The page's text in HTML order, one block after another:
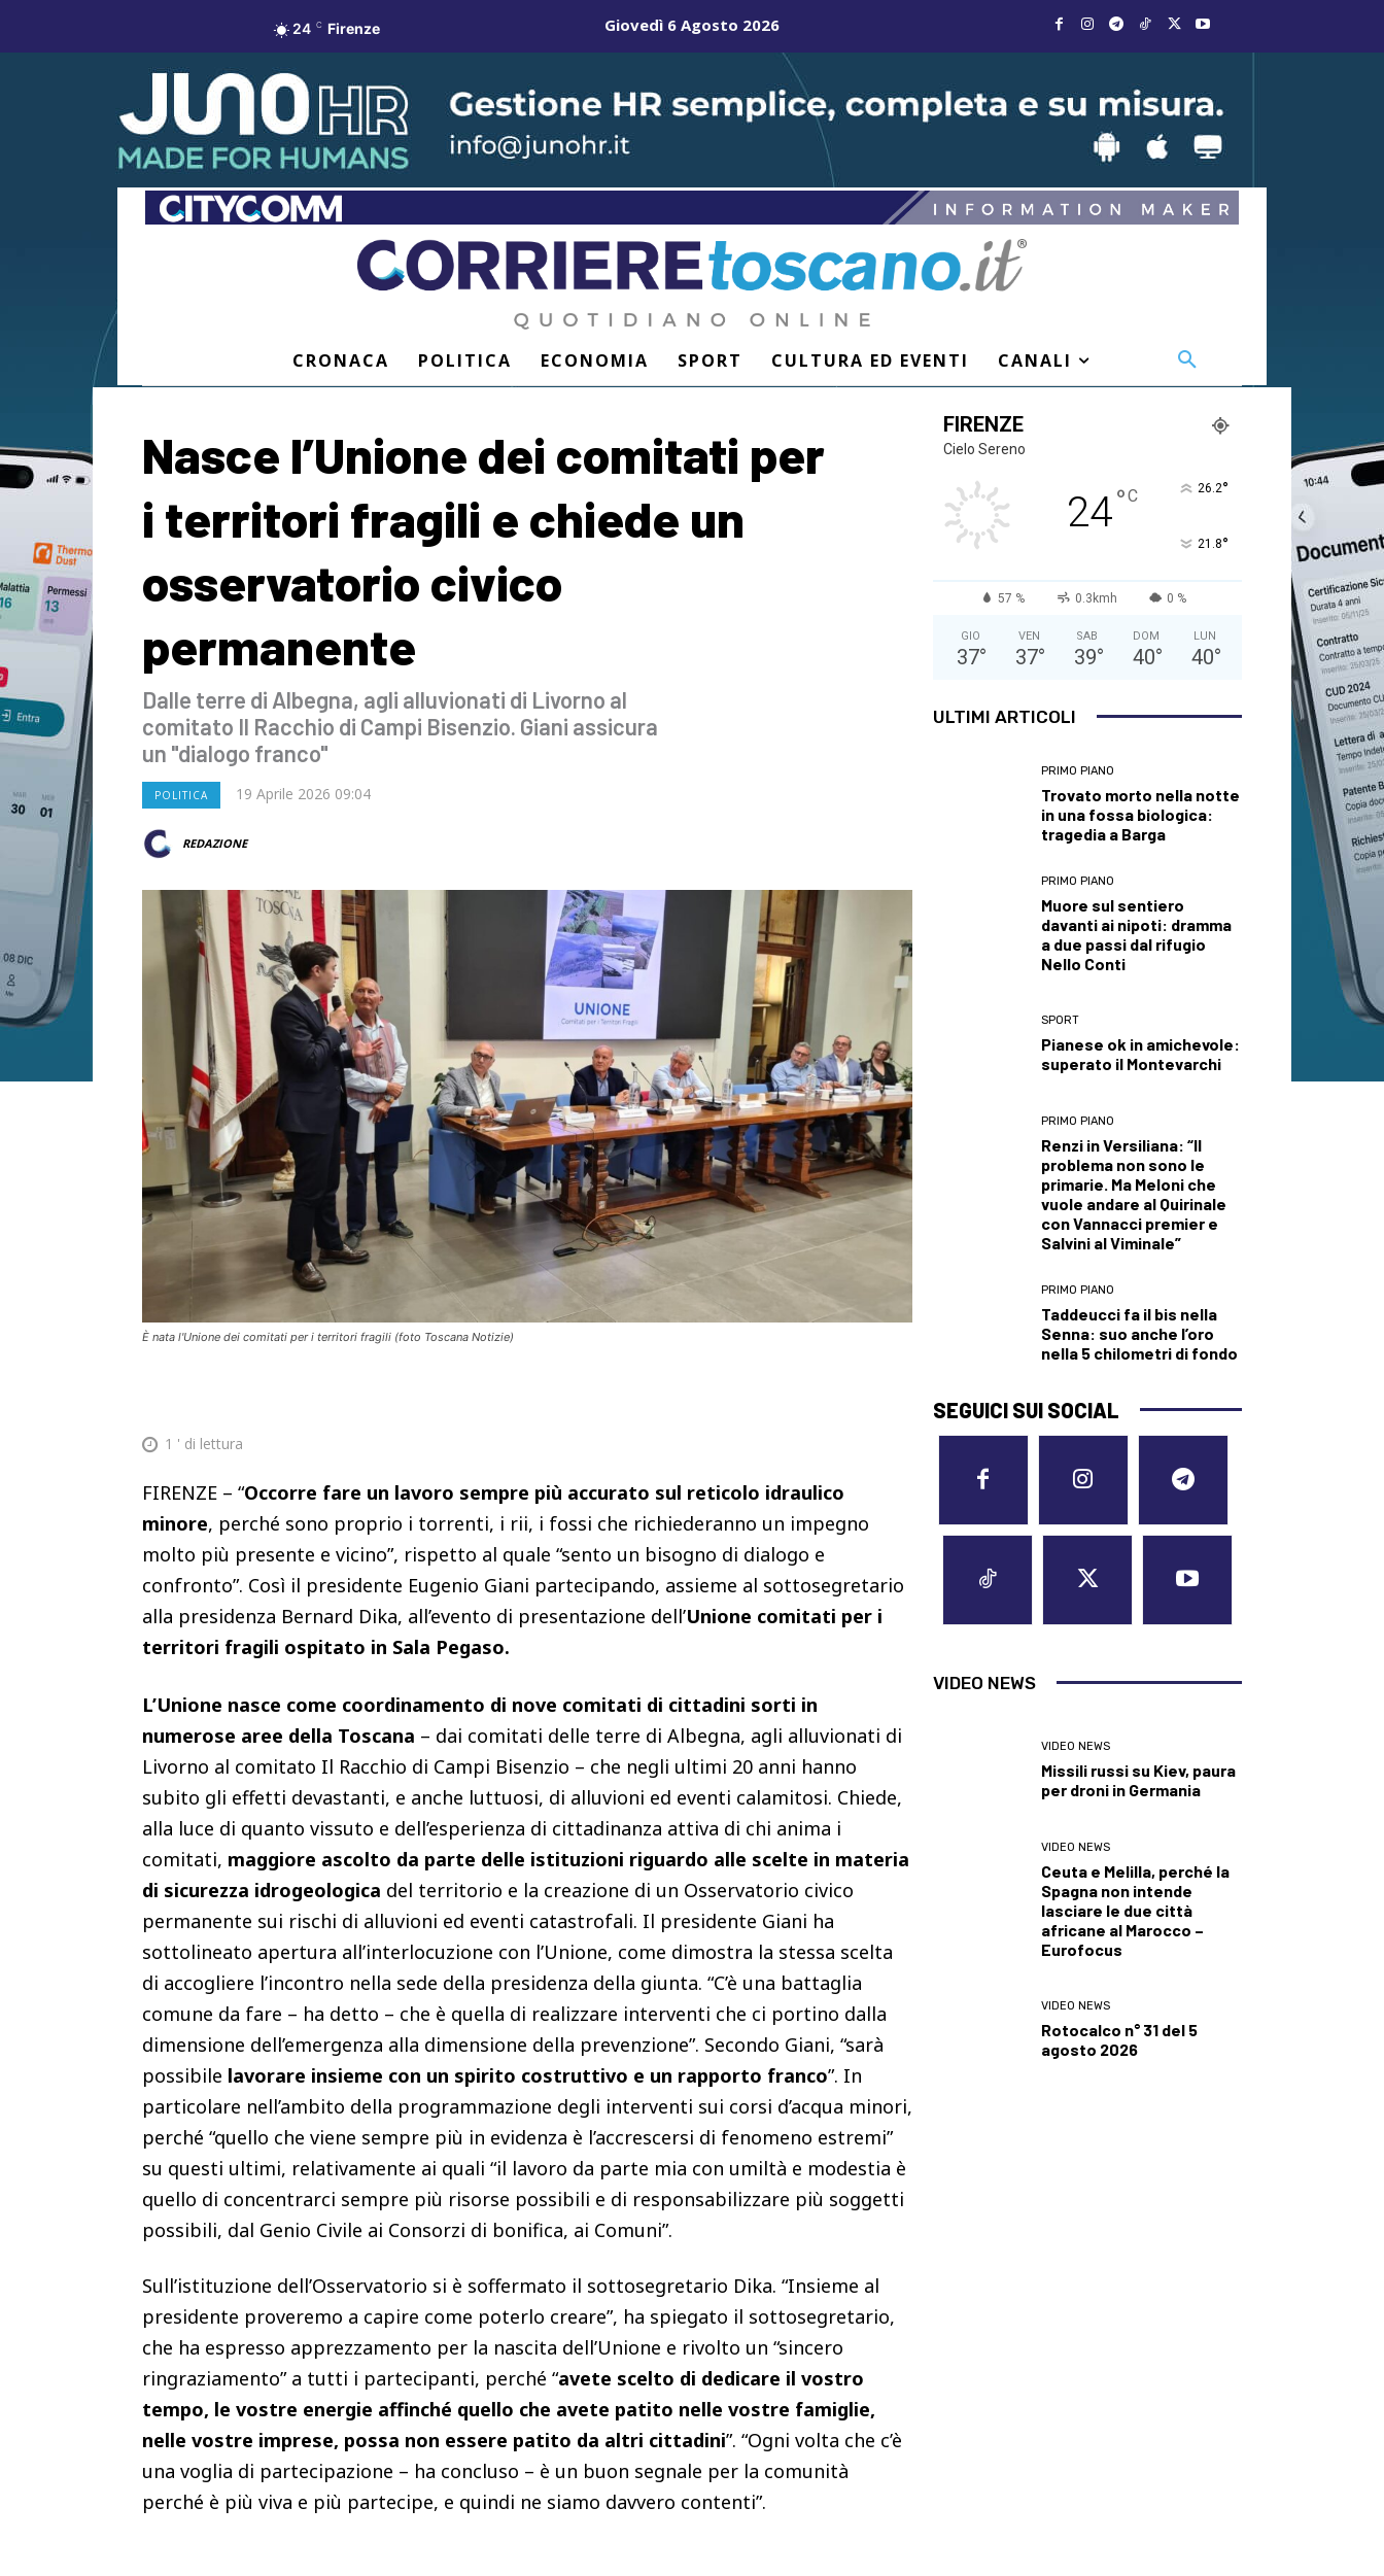
24 C Firenze Giovedì 6 Agosto 2026
CRONACA POLITICA ECONOMIA SPORT CULTURA ED EVENTI CANALI
Nasce l’Unione dei comitati per
i territori fragili e chiede un
osservatorio civico
permanente
Dalle terre di Albegna, agli alluvionati di Livorno al
comitato Il Racchio di Campi Bisenzio. Giani assicura
un "dialogo franco"
POLITICA 19 Aprile 2026 09:04
REDAZIONE
È nata l'Unione dei comitati per i territori fragili (foto Toscana Notizie)
1 ' di lettura
FIRENZE – “Occorre fare un lavoro sempre più accurato sul reticolo idraulico
minore, perché sono proprio i torrenti, i rii, i fossi che richiederanno un impegno
molto più presente e vicino”, rispetto al quale “sento un bisogno di dialogo e
confronto”. Così il presidente Eugenio Giani partecipando, assieme al sottosegretario
alla presidenza Bernard Dika, all’evento di presentazione dell’Unione comitati per i
territori fragili ospitato in Sala Pegaso.
L’Unione nasce come coordinamento di nove comitati di cittadini sorti in
numerose aree della Toscana – dai comitati delle terre di Albegna, agli alluvionati di
Livorno al comitato Il Racchio di Campi Bisenzio – che negli ultimi 20 anni hanno
subito gli effetti devastanti, e anche luttuosi, di alluvioni ed eventi calamitosi. Chiede,
alla luce di quanto vissuto e dell’esperienza di cittadinanza attiva di chi anima i
comitati, maggiore ascolto da parte delle istituzioni riguardo alle scelte in materia
di sicurezza idrogeologica del territorio e la creazione di un Osservatorio civico
permanente sui rischi di alluvioni ed eventi catastrofali. Il presidente Giani ha
sottolineato apertura all’interlocuzione con l’Unione, come dimostra la stessa scelta
di accogliere l’incontro nella sede della presidenza della giunta. “C’è una battaglia
comune da fare – ha detto – che è quella di realizzare interventi che ci portino dalla
dimensione dell’emergenza alla dimensione della prevenzione”. Secondo Giani, “sarà
possibile lavorare insieme con un spirito costruttivo e un rapporto franco”. In
particolare nell’ambito della programmazione degli interventi sui corsi d’acqua minori,
perché “quello che viene sempre più in evidenza è l’accrescersi di fenomeno estremi”
su questi ultimi, relativamente ai quali “il lavoro da parte mia con umiltà e modestia è
quello di concentrarci sempre più risorse possibili e di responsabilizzare più soggetti
possibili, dal Genio Civile ai Consorzi di bonifica, ai Comuni”.
Sull’istituzione dell’Osservatorio si è soffermato il sottosegretario Dika. “Insieme al
presidente proveremo a capire come poterlo creare”, ha spiegato il sottosegretario,
che ha espresso apprezzamento per la nascita dell’Unione e rivolto un “sincero
ringraziamento” a tutti i partecipanti, perché “avete scelto di dedicare il vostro
tempo, le vostre energie affinché quello che avete patito nelle vostre famiglie,
nelle vostre imprese, possa non essere patito da altri cittadini”. “Ogni volta che c’è
una voglia di partecipazione – ha concluso – è un buon segnale per la comunità
perché è più viva e più partecipe, e quindi ne siamo davvero contenti”.
FIRENZE
Cielo Sereno
24°C 26.2°
21.8°
57 % 0.3kmh 0 %
GIO
37°
VEN
37°
SAB
39°
DOM
40°
LUN
40°
ULTIMI ARTICOLI
PRIMO PIANO
Trovato morto nella notte
in una fossa biologica:
tragedia a Barga
PRIMO PIANO
Muore sul sentiero
davanti ai nipoti: dramma
a due passi dal rifugio
Nello Conti
SPORT
Pianese ok in amichevole:
superato il Montevarchi
PRIMO PIANO
Renzi in Versiliana: “Il
problema non sono le
primarie. Ma Meloni che
vuole andare al Quirinale
con Vannacci premier e
Salvini al Viminale”
PRIMO PIANO
Taddeucci fa il bis nella
Senna: suo anche l’oro
nella 5 chilometri di fondo
SEGUICI SUI SOCIAL
VIDEO NEWS
VIDEO NEWS
Missili russi su Kiev, paura
per droni in Germania
VIDEO NEWS
Ceuta e Melilla, perché la
Spagna non intende
lasciare le due città
africane al Marocco –
Eurofocus
VIDEO NEWS
Rotocalco n° 31 del 5
agosto 2026